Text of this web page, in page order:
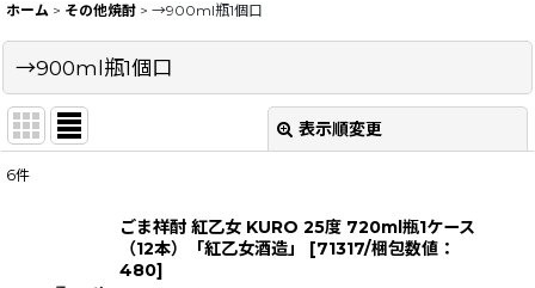
ホーム > その他焼酎 > →900ml瓶1個口
→900ml瓶1個口
表示順変更
6件
ごま祥酎 紅乙女 KURO 25度 720ml瓶1ケース
（12本）「紅乙女酒造」
[71317/梱包数値：
480]